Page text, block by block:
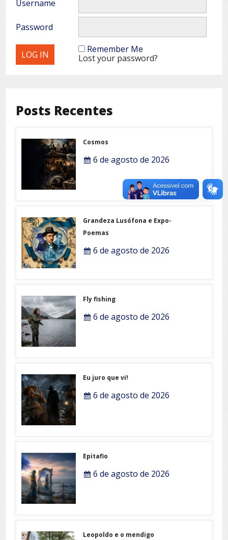
Username
Password
Remember Me
Lost your password?
Posts Recentes
Cosmos
6 de agosto de 2026
Grandeza Lusófona e Expo-
Poemas
6 de agosto de 2026
Fly fishing
6 de agosto de 2026
Eu juro que vi!
6 de agosto de 2026
Epitafio
6 de agosto de 2026
Leopoldo e o mendigo